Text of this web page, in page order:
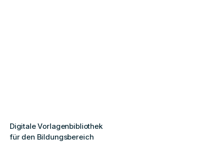
Digitale Vorlagenbibliothek
für den Bildungsbereich